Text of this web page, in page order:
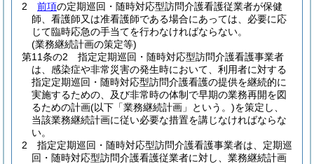
2
前項の定期巡回・随時対応型訪問介護看護従業者が保健
師、看護師又は准看護師である場合にあっては、必要に応
じて臨時応急の手当てを行わなければならない。
(業務継続計画の策定等)
第11条の2
指定定期巡回・随時対応型訪問介護看護事業者
は、感染症や非常災害の発生時において、利用者に対する
指定定期巡回・随時対応型訪問介護看護の提供を継続的に
実施するための、及び非常時の体制で早期の業務再開を図
るための計画(以下「業務継続計画」という。)を策定し、
当該業務継続計画に従い必要な措置を講じなければならな
い。
2
指定定期巡回・随時対応型訪問介護看護事業者は、定期巡
回・随時対応型訪問介護看護従業者に対し、業務継続計画